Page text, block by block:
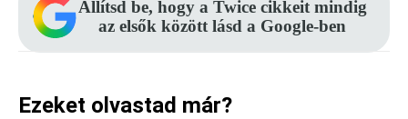
Állítsd be, hogy a Twice cikkeit mindig
az elsők között lásd a Google-ben
Ezeket olvastad már?